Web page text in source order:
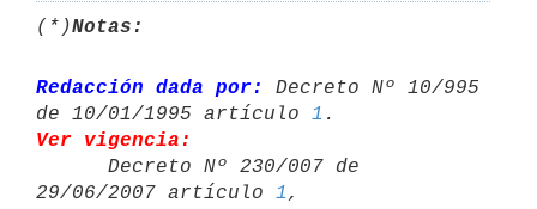
(*)Notas:
Redacción dada por:
Decreto Nº 10/995
de 10/01/1995 artículo 1
Ver vigencia:
29/06/2007 artículo 1 ,